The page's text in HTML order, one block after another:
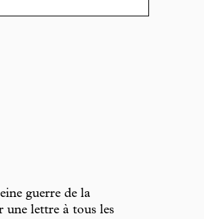
guerre de la
une lettre à tous les